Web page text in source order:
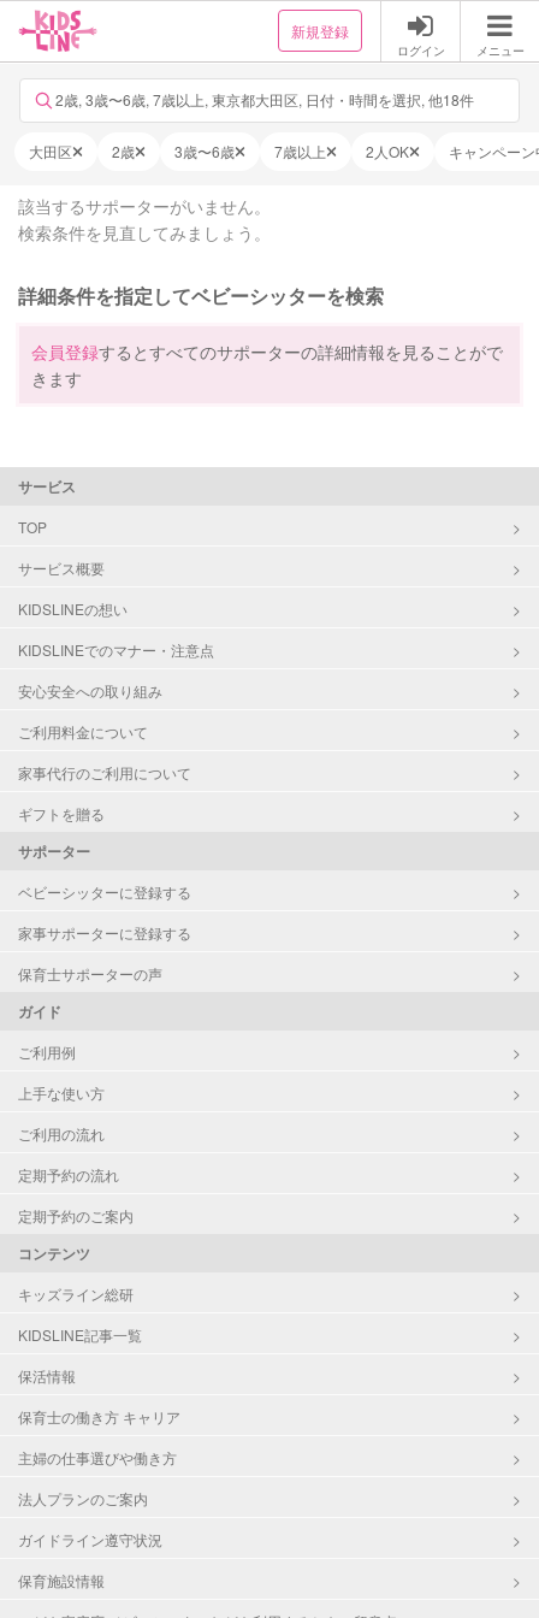
新規登録
ログイン メニュー
2歳, 3歳〜6歳, 7歳以上, 東京都大田区, 日付・時間を選択, 他18件
大田区 2歳 3歳〜6歳 7歳以上 2人OK キャンペーン
該当するサポーターがいません。
検索条件を見直してみましょう。
詳細条件を指定してベビーシッターを検索
会員登録するとすべてのサポーターの詳細情報を見ることがで
きます
サービス
TOP
サービス概要
KIDSLINEの想い
KIDSLINEでのマナー・注意点
安心安全への取り組み
ご利用料金について
家事代行のご利用について
ギフトを贈る
サポーター
ベビーシッターに登録する
家事サポーターに登録する
保育士サポーターの声
ガイド
ご利用例
上手な使い方
ご利用の流れ
定期予約の流れ
定期予約のご案内
コンテンツ
キッズライン総研
KIDSLINE記事一覧
保活情報
保育士の働き方 キャリア
主婦の仕事選びや働き方
法人プランのご案内
ガイドライン遵守状況
保育施設情報